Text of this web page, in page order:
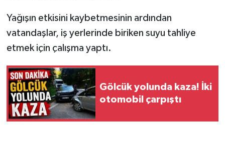
Yağışın etkisini kaybetmesinin ardından
vatandaşlar, iş yerlerinde biriken suyu tahliye
etmek için çalışma yaptı.
Gölcük yolunda kaza! İki
otomobil çarpıştı